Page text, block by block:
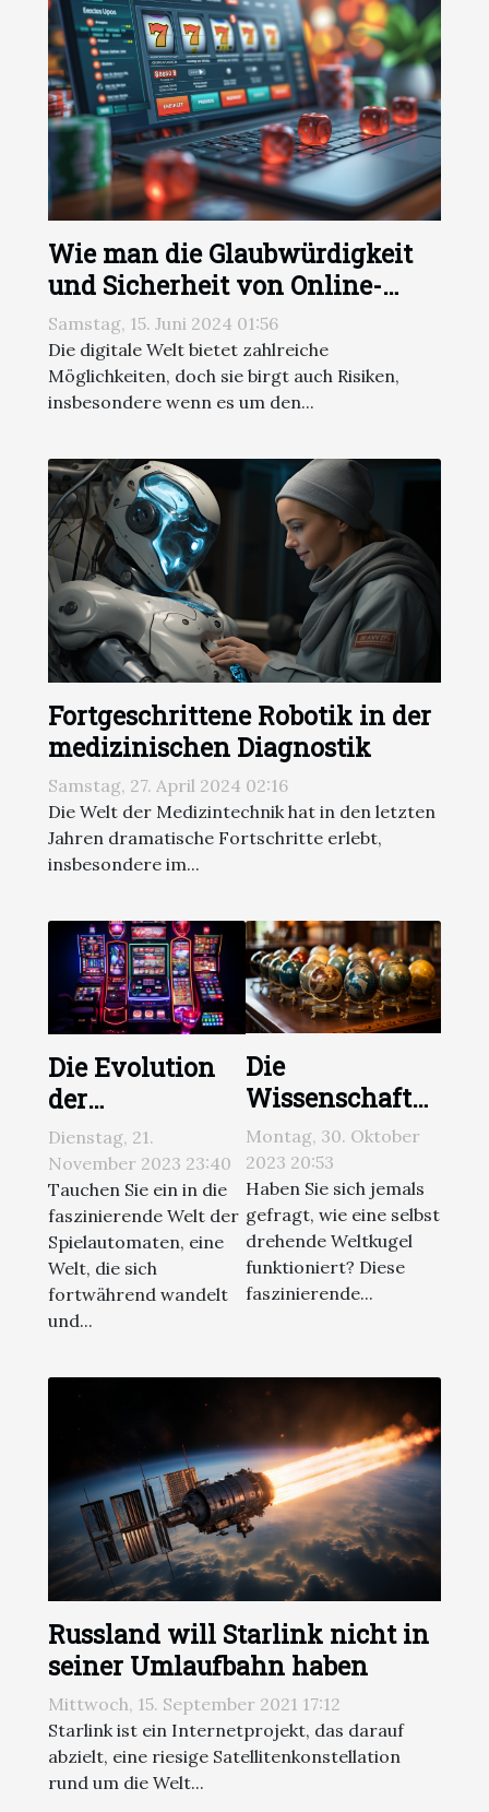
Wie man die Glaubwürdigkeit
und Sicherheit von Online-
Wettplattformen überprüft
Samstag, 15. Juni 2024 01:56
Die digitale Welt bietet zahlreiche
Möglichkeiten, doch sie birgt auch Risiken,
insbesondere wenn es um den...
Fortgeschrittene Robotik in der
medizinischen Diagnostik
Samstag, 27. April 2024 02:16
Die Welt der Medizintechnik hat in den letzten
Jahren dramatische Fortschritte erlebt,
insbesondere im...
Die Evolution
der
Spielautomaten:
Von
klassischen
Walzen zu
modernen
Videoslots
Dienstag, 21.
November 2023 23:40
Tauchen Sie ein in die
faszinierende Welt der
Spielautomaten, eine
Welt, die sich
fortwährend wandelt
und...
Die
Wissenschaft
hinter selbst
drehenden
Weltkugeln
Montag, 30. Oktober
2023 20:53
Haben Sie sich jemals
gefragt, wie eine selbst
drehende Weltkugel
funktioniert? Diese
faszinierende...
Russland will Starlink nicht in
seiner Umlaufbahn haben
Mittwoch, 15. September 2021 17:12
Starlink ist ein Internetprojekt, das darauf
abzielt, eine riesige Satellitenkonstellation
rund um die Welt...